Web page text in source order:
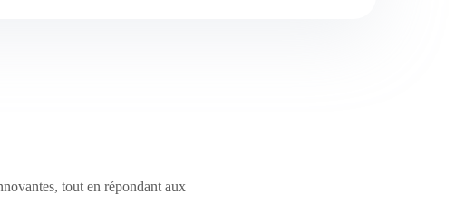
tout en répondant aux